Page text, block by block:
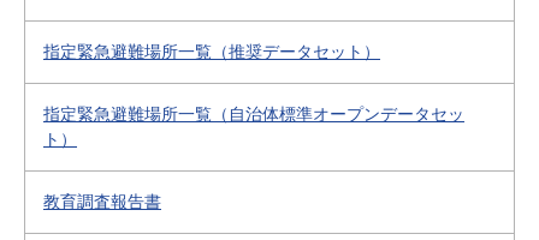
指定緊急避難場所一覧（推奨データセット）
指定緊急避難場所一覧（自治体標準オープンデータセッ
ト）
教育調査報告書